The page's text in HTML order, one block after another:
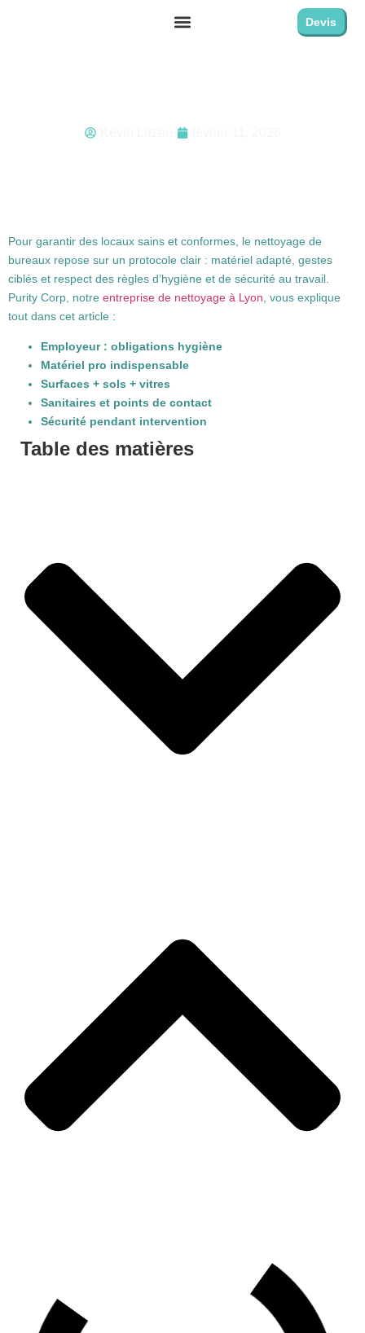
Devis
Pour garantir des locaux sains et conformes, le nettoyage de
bureaux repose sur un protocole clair : matériel adapté, gestes
ciblés et respect des règles d’hygiène et de sécurité au travail.
Purity Corp, notre entreprise de nettoyage à Lyon , vous explique
tout dans cet article :
Employeur : obligations hygiène
Matériel pro indispensable
Surfaces + sols + vitres
Sanitaires et points de contact
Sécurité pendant intervention
Table des matières